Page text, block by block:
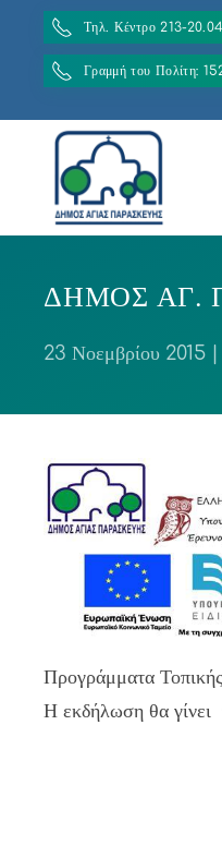
Τηλ. Κέντρο 213-
Γραμμή του Πολίτη:
ΔΗΜΟΣ ΑΓ.
23 Νοεμβρίου 2015
Προγράμματα
Η εκδήλωση θα